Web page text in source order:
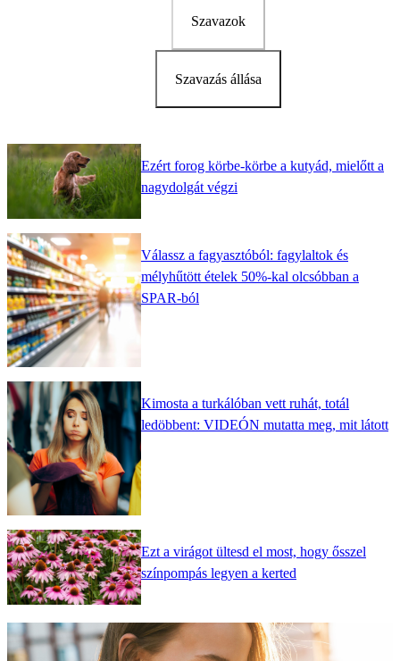
Szavazok
Szavazás állása
Ezért forog körbe-körbe a kutyád, mielőtt a
nagydolgát végzi
Válassz a fagyasztóból: fagylaltok és
mélyhűtött ételek 50%-kal olcsóbban a
SPAR-ból
Kimosta a turkálóban vett ruhát, totál
ledöbbent: VIDEÓN mutatta meg, mit látott
Ezt a virágot ültesd el most, hogy ősszel
színpompás legyen a kerted